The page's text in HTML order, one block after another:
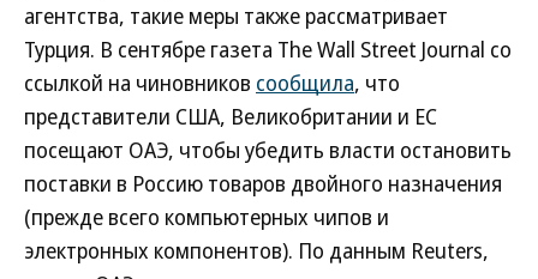
агентства, такие меры также рассматривает
Турция. В сентябре газета The Wall Street Journal со
ссылкой на чиновников сообщила, что
представители США, Великобритании и ЕС
посещают ОАЭ, чтобы убедить власти остановить
поставки в Россию товаров двойного назначения
(прежде всего компьютерных чипов и
электронных компонентов). По данным Reuters,